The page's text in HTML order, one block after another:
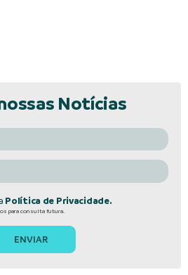
Notícias
Política de Privacidade.
para consulta futura.